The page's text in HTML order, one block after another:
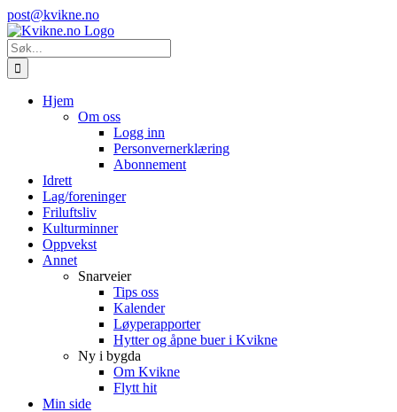
Skip
to
content
Instagram
E-
post
post@kvikne.no
Søk
etter:
Hjem
Om oss
Logg inn
Personvernerklæring
Abonnement
Idrett
Lag/foreninger
Friluftsliv
Kulturminner
Oppvekst
Annet
Snarveier
Tips oss
Kalender
Løyperapporter
Hytter og åpne buer i Kvikne
Ny i bygda
Om Kvikne
Flytt hit
Min side